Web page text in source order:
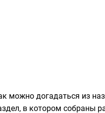
можно догадаться из
в котором собраны